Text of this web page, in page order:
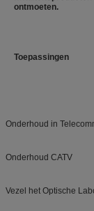
ontmoeten.
Toepassingen
Onderhoud in
Onderhoud CATV
Vezel het Optische